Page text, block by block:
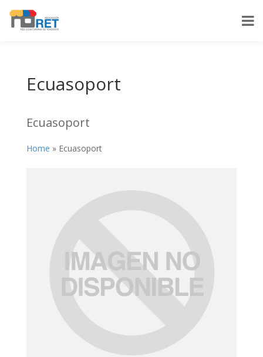
Ecuasoport
Ecuasoport
Home » Ecuasoport